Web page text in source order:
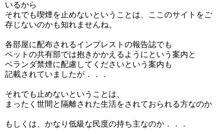
いるから
それでも喫煙を止めないということは、ここのサイトをご
存じないのかも知れませんね。
各部屋に配布されるインプレストの報告誌でも
ペットの共有部では抱きかかえるようにという案内と
ベランダ禁煙に配慮してくださいという案内も
記載されていましたが．．．
それでも止めないということは、
まったく世間と隔離された生活をされておられる方なのか
もしくは、かなり低級な民度の持ち主なのか．．．